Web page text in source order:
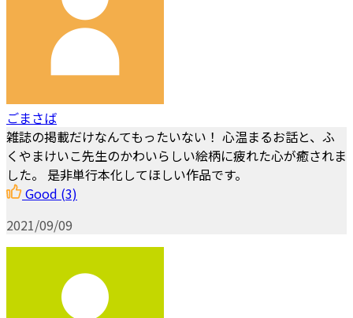
ごまさば
雑誌の掲載だけなんてもったいない！ 心温まるお話と、ふ
くやまけいこ先生のかわいらしい絵柄に疲れた心が癒されま
した。 是非単行本化してほしい作品です。
Good (3)
2021/09/09